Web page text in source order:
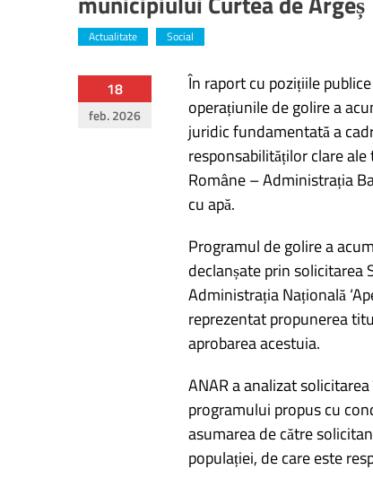
Actualitate Social
18
feb. 2026
În raport cu pozițiile
operațiunile de golire a
juridic fundamentată a
responsabilităților clare
Române – Administrația
cu apă.
Programul de golire a
declanșate prin solicitarea
Administrația Națională
reprezentat propunerea
aprobarea acestuia.
ANAR a analizat
programului propus cu
asumarea de către
populației, de care este
Navigare
în